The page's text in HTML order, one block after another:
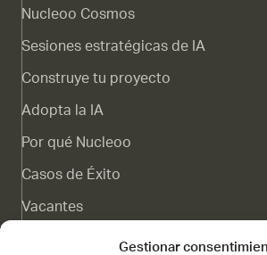
Gestionar
Nucleoo Cosmos
Sesiones estratégicas de IA
Construye tu proyecto
Adopta la IA
Por qué Nucleoo
Casos de Éxito
Vacantes
Canal de denuncias